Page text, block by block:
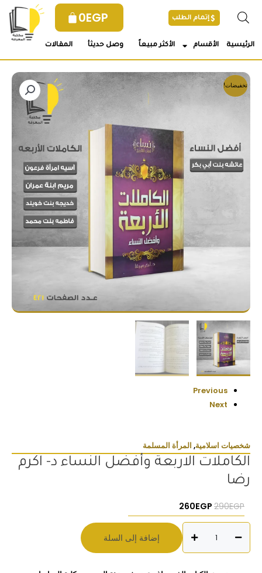
0EGP إتمام الطلب
الرئيسية الأقسام الأكثر مبيعاً وصل حديثأ المقالات
تخفيضات!
Previous
Next
شخصيات اسلامية, المرأة المسلمة
الكاملات الاربعة وأفضل النساء د- اكرم
رضا
290EGP السعر الأصلي هو: 290EGP.
260EGP
الكاملات
الاربعة
وأفضل
إضافة إلى السلة